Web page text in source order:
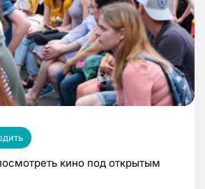
кино под открытым